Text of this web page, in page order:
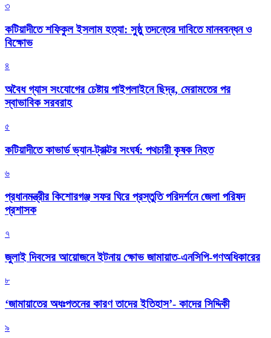
৩
কটিয়াদীতে শফিকুল ইসলাম হত্যা: সুষ্ঠু তদন্তের দাবিতে মানববন্ধন ও
বিক্ষোভ
৪
অবৈধ গ্যাস সংযোগের চেষ্টায় পাইপলাইনে ছিদ্র, মেরামতের পর
স্বাভাবিক সরবরাহ
৫
কটিয়াদীতে কাভার্ড ভ্যান-ট্রাক্টর সংঘর্ষ: পথচারী কৃষক নিহত
৬
প্রধানমন্ত্রীর কিশোরগঞ্জ সফর ঘিরে প্রস্তুতি পরিদর্শনে জেলা পরিষদ
প্রশাসক
৭
জুলাই দিবসের আয়োজনে ইটনায় ক্ষোভ জামায়াত-এনসিপি-গণঅধিকারের
৮
‘জামায়াতের অধঃপতনের কারণ তাদের ইতিহাস’- কাদের সিদ্দিকী
৯